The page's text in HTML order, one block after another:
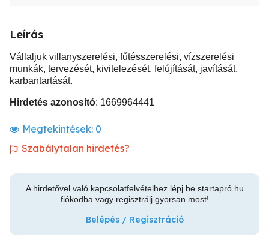
Leírás
Vállaljuk villanyszerelési, fűtésszerelési, vízszerelési
munkák, tervezését, kivitelezését, felújítását, javítását,
karbantartását.
Hirdetés azonosító: 1669964441
Megtekintések: 0
Szabálytalan hirdetés?
A hirdetővel való kapcsolatfelvételhez lépj be startapró.hu
fiókodba vagy regisztrálj gyorsan most!
Belépés / Regisztráció